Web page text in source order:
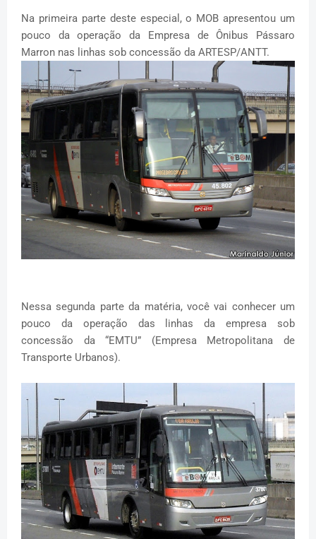
Na primeira parte deste especial, o MOB apresentou um
pouco da operação da Empresa de Ônibus Pássaro
Marron nas linhas sob concessão da ARTESP/ANTT.
Nessa segunda parte da matéria, você vai conhecer um
pouco da operação das linhas da empresa sob
concessão da “EMTU” (Empresa Metropolitana de
Transporte Urbanos).